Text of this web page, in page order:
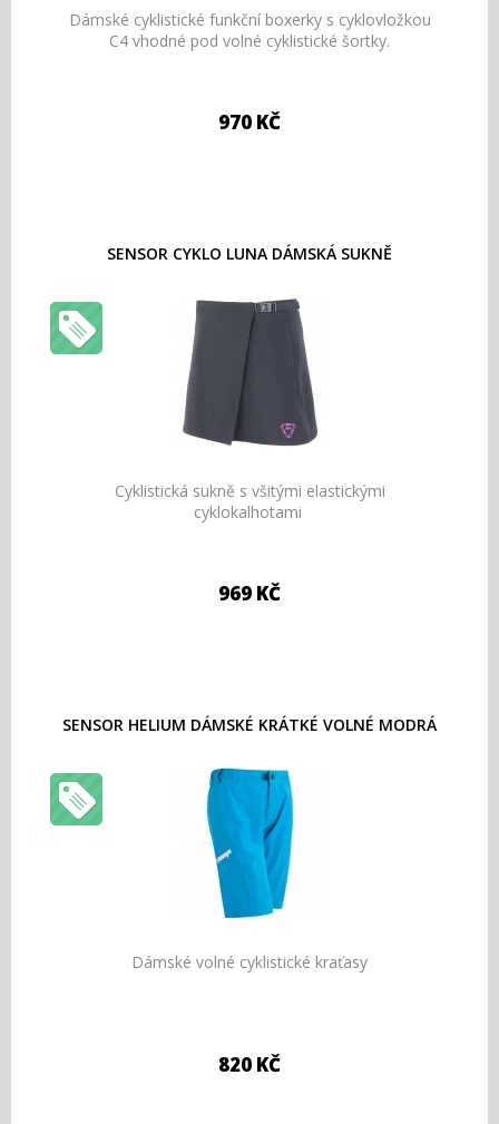
Dámské cyklistické funkční boxerky s cyklovložkou
C4 vhodné pod volné cyklistické šortky.
970 KČ
SENSOR CYKLO LUNA DÁMSKÁ SUKNĚ
Cyklistická sukně s všitými elastickými
cyklokalhotami
969 KČ
SENSOR HELIUM DÁMSKÉ KRÁTKÉ VOLNÉ MODRÁ
Dámské volné cyklistické kraťasy
820 KČ